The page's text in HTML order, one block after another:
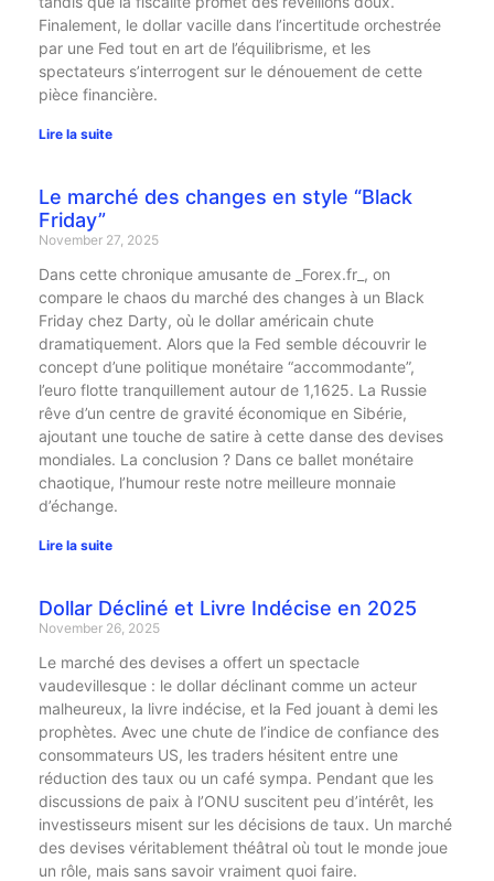
Finalement, le dollar vacille dans l’incertitude orchestrée
par une Fed tout en art de l’équilibrisme, et les
spectateurs s’interrogent sur le dénouement de cette
pièce financière.
Lire la suite
Le marché des changes en style “Black
Friday”
November 27, 2025
Dans cette chronique amusante de _Forex.fr_, on
compare le chaos du marché des changes à un Black
Friday chez Darty, où le dollar américain chute
dramatiquement. Alors que la Fed semble découvrir le
concept d’une politique monétaire “accommodante”,
l’euro flotte tranquillement autour de 1,1625. La Russie
rêve d’un centre de gravité économique en Sibérie,
ajoutant une touche de satire à cette danse des devises
mondiales. La conclusion ? Dans ce ballet monétaire
chaotique, l’humour reste notre meilleure monnaie
d’échange.
Lire la suite
Dollar Décliné et Livre Indécise en 2025
November 26, 2025
Le marché des devises a offert un spectacle
vaudevillesque : le dollar déclinant comme un acteur
malheureux, la livre indécise, et la Fed jouant à demi les
prophètes. Avec une chute de l’indice de confiance des
consommateurs US, les traders hésitent entre une
réduction des taux ou un café sympa. Pendant que les
discussions de paix à l’ONU suscitent peu d’intérêt, les
investisseurs misent sur les décisions de taux. Un marché
des devises véritablement théâtral où tout le monde joue
un rôle, mais sans savoir vraiment quoi faire.